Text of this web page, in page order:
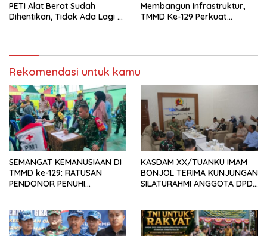
PETI Alat Berat Sudah
Dihentikan, Tidak Ada Lagi di
Membangun Infrastruktur,
TMMD Ke-129 Perkuat
Rekomendasi untuk kamu
SEMANGAT KEMANUSIAAN DI
TMMD ke-129: RATUSAN
PENDONOR PENUHI
KASDAM XX/TUANKU IMAM
BONJOL TERIMA KUNJUNGAN
SILATURAHMI ANGGOTA DPD